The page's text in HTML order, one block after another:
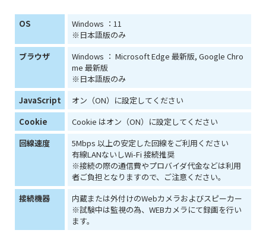
OS
Windows ：11
※日本語版のみ
ブラウザ
Windows ： Microsoft Edge 最新版, Google Chro
me 最新版
※日本語版のみ
JavaScript
オン（ON）に設定してください
Cookie
Cookie はオン（ON）に設定してください
回線速度
5Mbps 以上の安定した回線をご利用ください
有線LANないしWi-Fi 接続推奨
※接続の際の通信費やプロバイダ代金などは利用
者ご負担となりますので、ご注意ください。
接続機器
内蔵または外付けのWebカメラおよびスピーカー
※試験中は監視の為、WEBカメラにて録画を行い
ます。